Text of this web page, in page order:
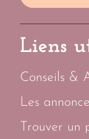
Liens
Conseils &
Les
Trouver un